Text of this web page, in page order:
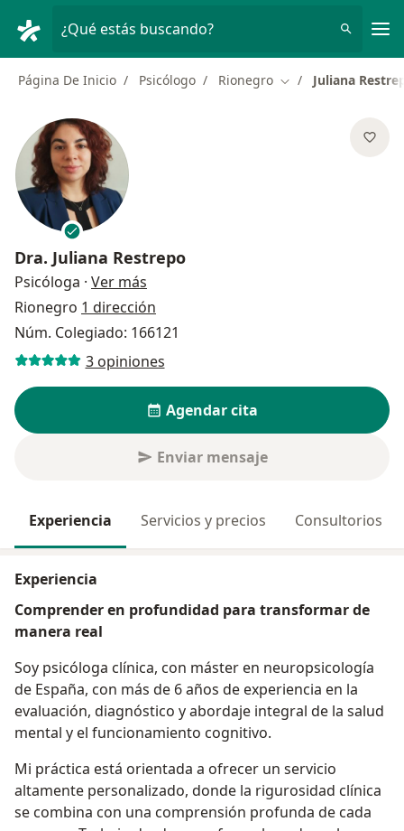
¿Qué estás buscando?
Página De Inicio Psicólogo Rionegro Cambiar de ciudad
Juliana
Dra. Juliana Restrepo
Psicóloga · Ver más
Rionegro 1 dirección
Núm. Colegiado: 166121
3 opiniones
Agendar cita
Enviar mensaje
Experiencia Servicios y precios Consultorios
Experiencia
Comprender en profundidad para transformar de
manera real
Soy psicóloga clínica, con máster en neuropsicología
de España, con más de 6 años de experiencia en la
evaluación, diagnóstico y abordaje integral de la salud
mental y el funcionamiento cognitivo.
Mi práctica está orientada a ofrecer un servicio
altamente personalizado, donde la rigurosidad clínica
se combina con una comprensión profunda de cada